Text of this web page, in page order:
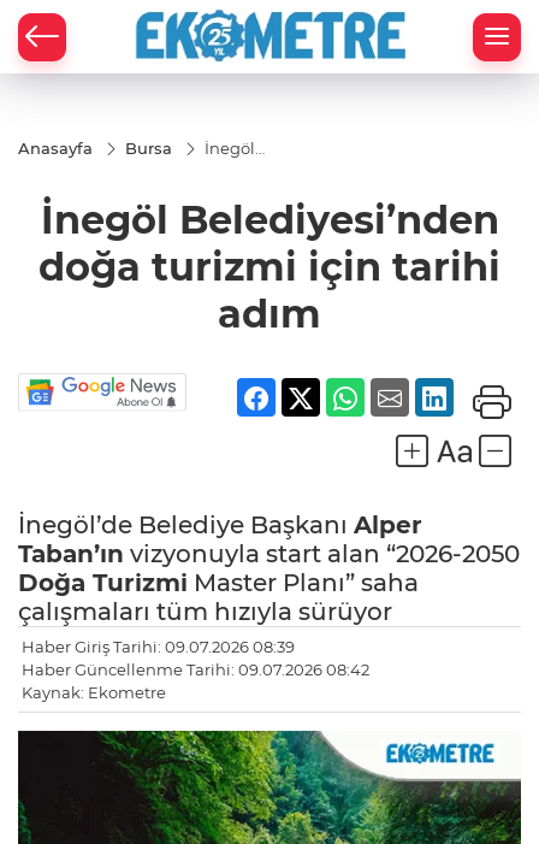
Anasayfa Bursa
İnegöl
için tarihi adım
İnegöl Belediyesi’nden
doğa turizmi için tarihi
adım
İnegöl’de Belediye Başkanı Alper
Taban’ın vizyonuyla start alan “2026-2050
Doğa Turizmi Master Planı” saha
çalışmaları tüm hızıyla sürüyor
Haber Giriş Tarihi: 09.07.2026 08:39
Haber Güncellenme Tarihi: 09.07.2026 08:42
Kaynak: Ekometre